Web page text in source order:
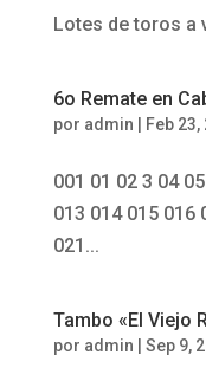
Lotes de toros a
6o Remate en
por admin Feb 23,
001 01 02 3 04
013 014 015 016
021...
Tambo «El Viejo
por admin Sep 9,